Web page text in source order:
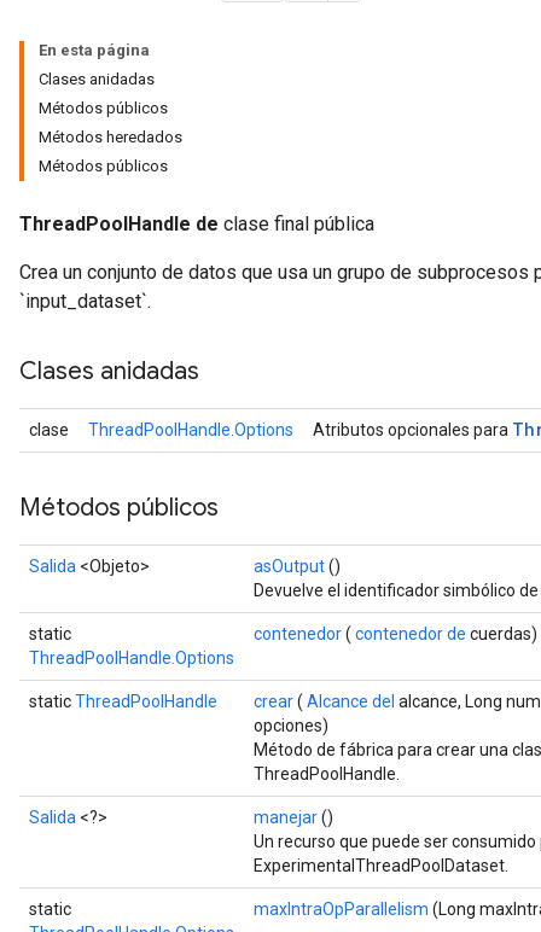
En esta página
Clases anidadas
Métodos públicos
Métodos heredados
Métodos públicos
ThreadPoolHandle de clase final pública
Crea un conjunto de datos que usa un grupo de subprocesos
`input_dataset`.
Clases anidadas
clase ThreadPoolHandle.Options Atributos opcionales para
Métodos públicos
Salida <Objeto> asOutput()
Devuelve el identificador simbólico
static
ThreadPoolHandle.Options
contenedor( contenedor de cuerdas)
staticThreadPoolHandle crear( Alcance del alcance, Long
opciones)
Método de fábrica para crear una
ThreadPoolHandle.
Salida <?> manejar()
Un recurso que puede ser
ExperimentalThreadPoolDataset.
static
maxIntraOpParallelism (Long